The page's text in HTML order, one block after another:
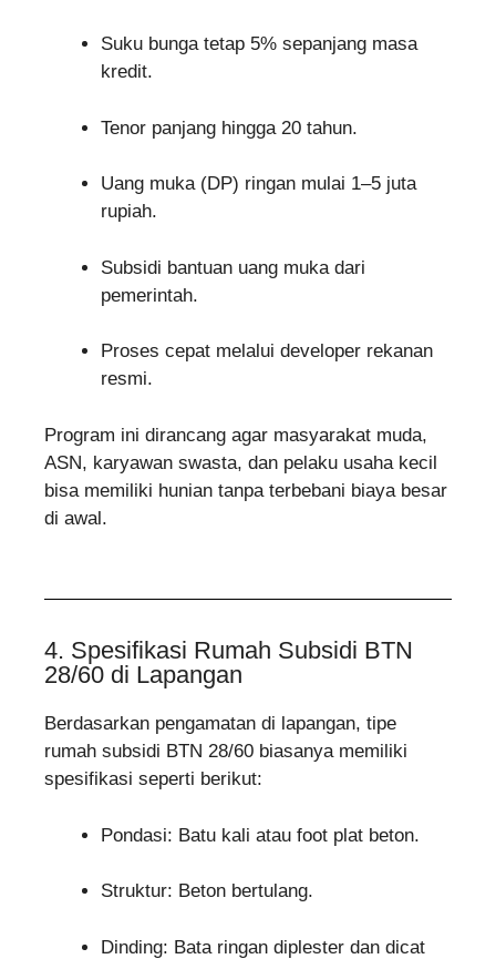
Suku bunga tetap 5% sepanjang masa
kredit.
Tenor panjang hingga 20 tahun.
Uang muka (DP) ringan mulai 1–5 juta
rupiah.
Subsidi bantuan uang muka dari
pemerintah.
Proses cepat melalui developer rekanan
resmi.
Program ini dirancang agar masyarakat muda,
ASN, karyawan swasta, dan pelaku usaha kecil
bisa memiliki hunian tanpa terbebani biaya besar
di awal.
4. Spesifikasi Rumah Subsidi BTN
28/60 di Lapangan
Berdasarkan pengamatan di lapangan, tipe
rumah subsidi BTN 28/60 biasanya memiliki
spesifikasi seperti berikut:
Pondasi: Batu kali atau foot plat beton.
Struktur: Beton bertulang.
Dinding: Bata ringan diplester dan dicat